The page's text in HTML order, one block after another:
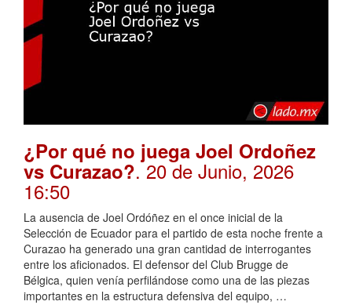
¿Por qué no juega Joel Ordoñez
vs Curazao?. 20 de Junio, 2026
16:50
La ausencia de Joel Ordóñez en el once inicial de la
Selección de Ecuador para el partido de esta noche frente a
Curazao ha generado una gran cantidad de interrogantes
entre los aficionados. El defensor del Club Brugge de
Bélgica, quien venía perfilándose como una de las piezas
importantes en la estructura defensiva del equipo, …